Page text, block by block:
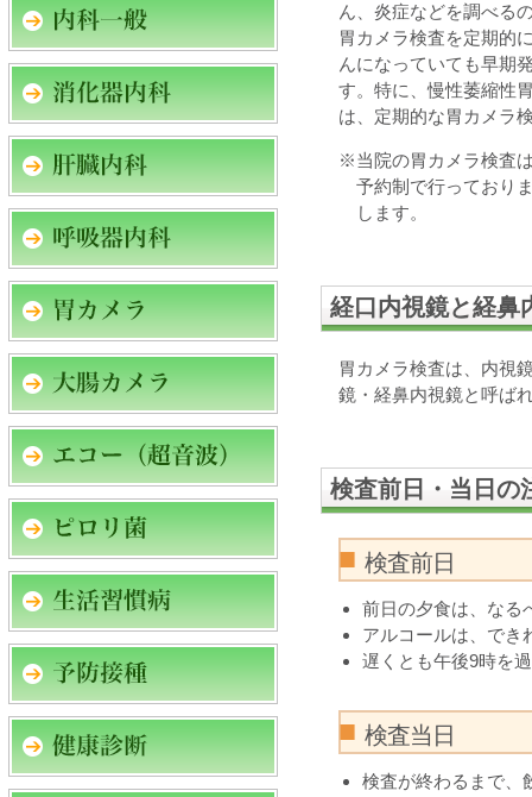
ん、炎症などを調べる
胃カメラ検査を定期的
んになっていても早期
す。特に、慢性萎縮性
は、定期的な胃カメラ
※当院の胃カメラ検査
予約制で行っており
します。
経口内視鏡と経鼻
胃カメラ検査は、内視
鏡・経鼻内視鏡と呼ば
検査前日・当日の
検査前日
前日の夕食は、なる
アルコールは、でき
遅くとも午後9時を
検査当日
検査が終わるまで、